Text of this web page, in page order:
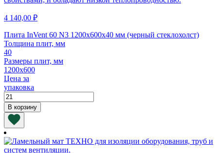
4 140,00 ₽
Плита InVent 60 N3 1200х600х40 мм (черный стеклохолст)
Толщина плит, мм
40
Размеры плит, мм
1200х600
Цена за
упаковка
Количество
товара
Плита
InVent
60
N3
1200х600х40
В корзину